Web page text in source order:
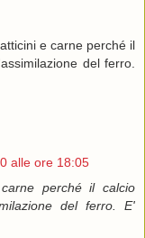
e carne perché il
del ferro.
alle ore 18:05
perché il calcio
del ferro. E'